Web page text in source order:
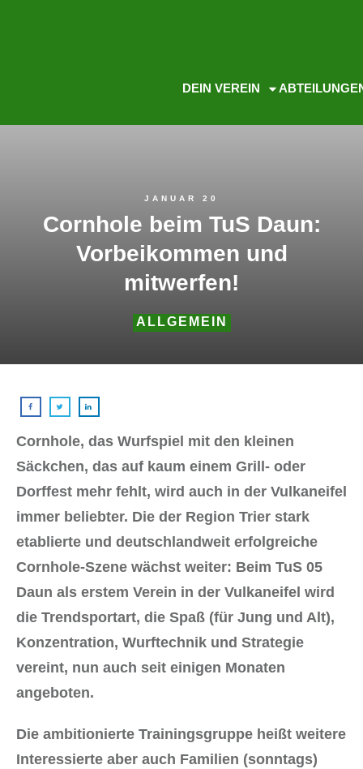
DEIN VEREIN
JANUAR 20
Cornhole beim TuS Daun:
Vorbeikommen und
mitwerfen!
ALLGEMEIN
Cornhole, das Wurfspiel mit den kleinen
Säckchen, das auf kaum einem Grill- oder
Dorffest mehr fehlt, wird auch in der Vulkaneifel
immer beliebter. Die der Region Trier stark
etablierte und deutschlandweit erfolgreiche
Cornhole-Szene wächst weiter: Beim TuS 05
Daun als erstem Verein in der Vulkaneifel wird
die Trendsportart, die Spaß (für Jung und Alt),
Konzentration, Wurftechnik und Strategie
vereint, nun auch seit einigen Monaten
angeboten.
Die ambitionierte Trainingsgruppe heißt weitere
Interessierte aber auch Familien (sonntags)